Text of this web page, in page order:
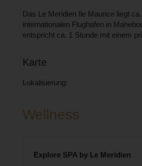
Das Le Meridien Ile Maurice liegt
internationalen Flughafen in
entspricht ca. 1 Stunde mit einem
Karte
Lokalisierung:
Wellness
Explore SPA by Le Meridien